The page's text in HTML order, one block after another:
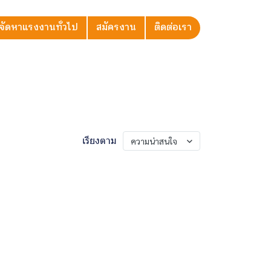
ดหาแรงงานทั่วไป สมัครงาน ติดต่อเรา
เรียงตาม ความน่าสนใจ